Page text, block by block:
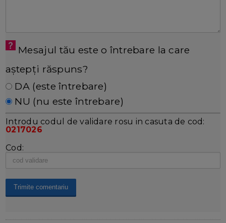
Mesajul tău este o întrebare la care
aștepți răspuns?
DA (este întrebare)
NU (nu este întrebare)
Introdu codul de validare rosu in casuta de cod:
0217026
Cod: